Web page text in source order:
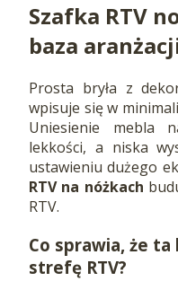
Szafka RTV
baza
Prosta bryła z
wpisuje się w
Uniesienie mebla
lekkości, a niska
ustawieniu dużego
RTV na nóżkach
RTV.
Co sprawia, że
strefę RTV?